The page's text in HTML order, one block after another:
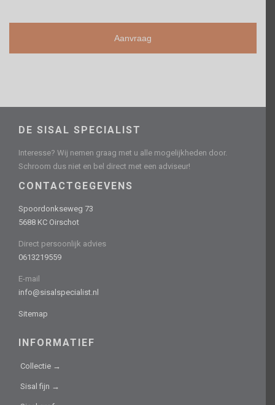
DE SISAL SPECIALIST
Interesse? Wij nemen graag met u alle mogelijkheden door.
Schroom dus niet en bel direct met een adviseur!
CONTACTGEGEVENS
Spoordonkseweg 73
5688 KC Oirschot
Direct persoonlijk advies
0613219559
E-mail
info@sisalspecialist.nl
Sitemap
INFORMATIEF
Collectie →
Sisal fijn →